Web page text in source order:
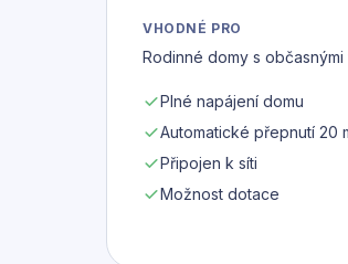
VHODNÉ PRO
Rodinné domy s
Plné napájení domu
Automatické přepnutí 20
Připojen k síti
Možnost dotace